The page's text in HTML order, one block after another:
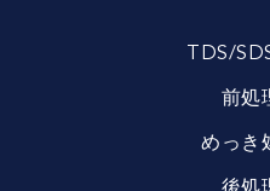
TDS/
前処
めっき